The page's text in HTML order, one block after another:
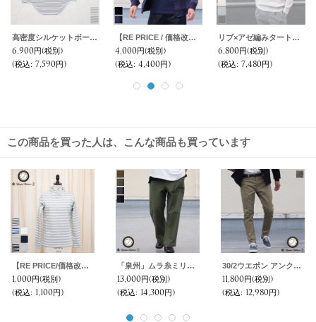
高密度シルケットボーダーロング丈長袖Tシャツ【MADE IN JAPAN】『日本製』/ Upscape Audience
6,900円(税別)
(税込: 7,590円)
【RE PRICE / 価格改定】ソフトエアー裏毛ノーカラーブルゾン【MADE IN JAPAN】『日本製』/ Upscape Audience
4,000円(税別)
(税込: 4,400円)
リブ×アゼ編みタートルネックコットンニット【MADE IN JAPAN】『日本製』/ Upscape Audience
6,800円(税別)
(税込: 7,480円)
この商品を買った人は、こんな商品も買っています
【RE PRICE/価格改定】Basque10オンス（バスク天竺） ボトルネック長袖カットソー [Lady's] ]【MADE IN JAPAN】『日本製』 / Upscape Audience
1,000円(税別)
(税込: 1,100円)
「泉州」ムラ糸ミリタリーバックサテン US ARMY イージーベイカーパンツ【MADE IN JAPAN】『日本製』【送料無料】/ Upscape Audience
13,000円(税別)
(税込: 14,300円)
30/2ウエポン アンクルパンツ【MADE IN JAPAN】『日本製』【送料無料】 / Upscape Audience
11,800円(税別)
(税込: 12,980円)